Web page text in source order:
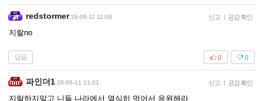
redstormer 26-06-11 11:00 신고 | 공감 확인
지랄no
답글 0
0
파인더1 26-06-11 11:01 신고 | 공감 확인
지랄하지말고 니들 나라에서 열심히 먹어서 응원해라